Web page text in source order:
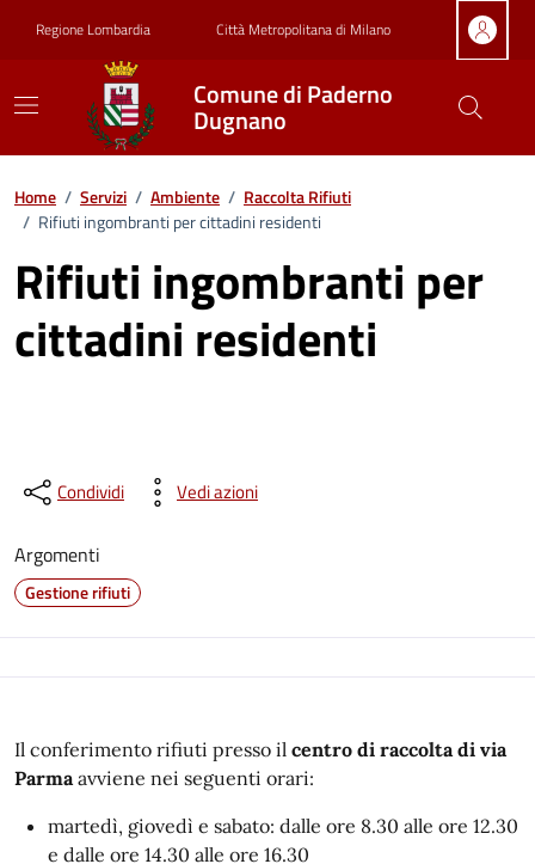
Regione Lombardia Città Metropolitana di Milano
Comune di Paderno
Dugnano
Home / Servizi / Ambiente / Raccolta Rifiuti
/ Rifiuti ingombranti per cittadini residenti
Rifiuti ingombranti per
cittadini residenti
Condividi Vedi azioni
Argomenti
Gestione rifiuti
Il conferimento rifiuti presso il centro di raccolta di via
Parmaavviene nei seguenti orari:
martedì, giovedì e sabato: dalle ore 8.30 alle ore 12.30
e dalle ore 14.30 alle ore 16.30